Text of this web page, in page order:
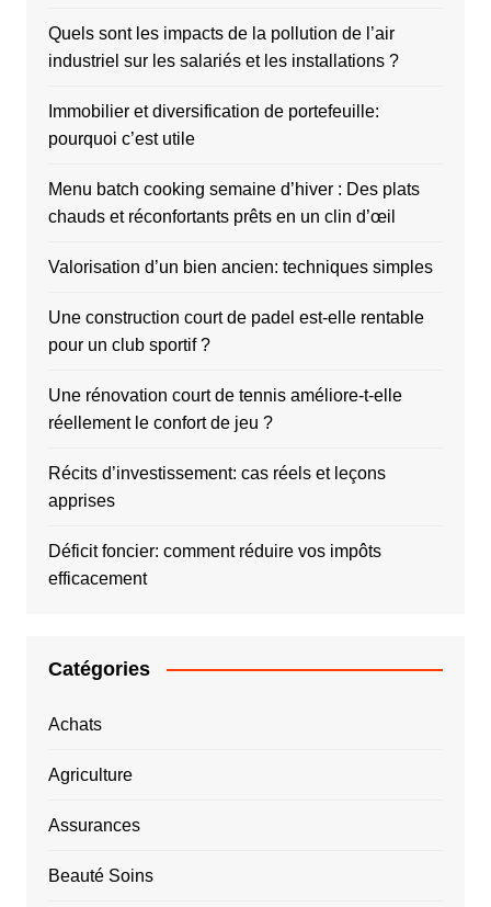
Quels sont les impacts de la pollution de l’air
industriel sur les salariés et les installations ?
Immobilier et diversification de portefeuille:
pourquoi c’est utile
Menu batch cooking semaine d’hiver : Des plats
chauds et réconfortants prêts en un clin d’œil
Valorisation d’un bien ancien: techniques simples
Une construction court de padel est-elle rentable
pour un club sportif ?
Une rénovation court de tennis améliore-t-elle
réellement le confort de jeu ?
Récits d’investissement: cas réels et leçons
apprises
Déficit foncier: comment réduire vos impôts
efficacement
Catégories
Achats
Agriculture
Assurances
Beauté Soins